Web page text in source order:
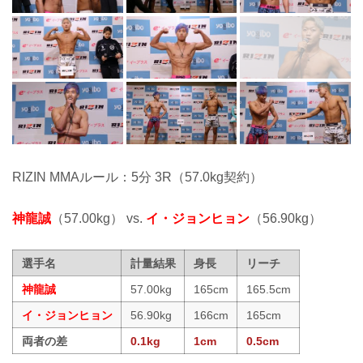
RIZIN MMAルール：5分 3R（57.0kg契約）
神龍誠 （57.00kg） vs. イ・ジョンヒョン （56.90kg）
選手名 計量結果 身長
リーチ
神龍誠
57.00kg 165cm
165.5cm
イ・ジョンヒョン
56.90kg 166cm
165cm
両者の差
0.1kg 1cm 0.5cm